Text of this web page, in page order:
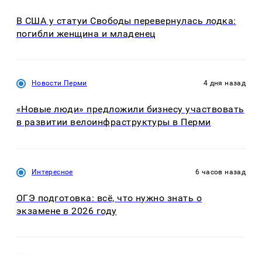
В США у статуи Свободы перевернулась лодка:
погибли женщина и младенец
Новости Перми 4 дня назад
«Новые люди» предложили бизнесу участвовать
в развитии велоинфраструктуры в Перми
Интересное 6 часов назад
ОГЭ подготовка: всё, что нужно знать о
экзамене в 2026 году